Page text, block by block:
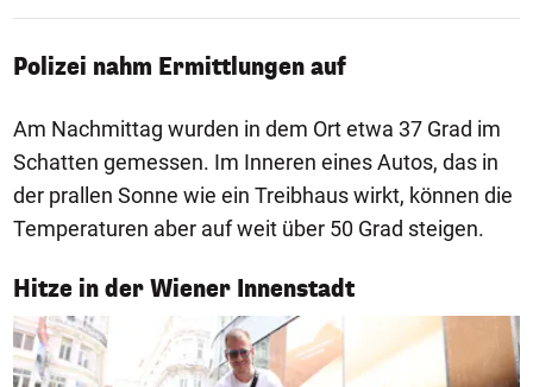
Polizei nahm Ermittlungen auf
Am Nachmittag wurden in dem Ort etwa 37 Grad im
Schatten gemessen. Im Inneren eines Autos, das in
der prallen Sonne wie ein Treibhaus wirkt, können die
Temperaturen aber auf weit über 50 Grad steigen.
Hitze in der Wiener Innenstadt
1/7